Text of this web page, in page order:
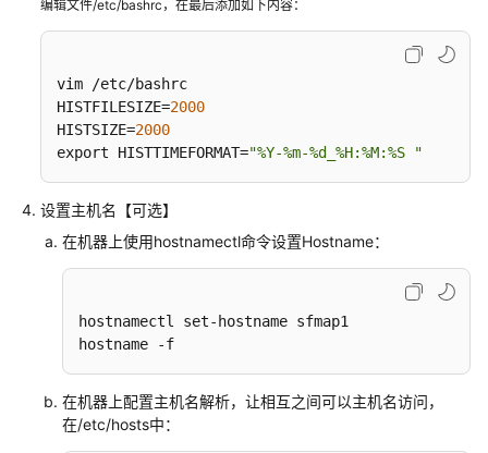
决
方
案
字
编辑文件/etc/bashrc，在最后添加如下内容：
vim /etc/bashrc
HISTFILESIZE=2000
HISTSIZE=2000
export HISTTIMEFORMAT="%Y-%m-%d_%H:%M:%S "
设置主机名【可选】
在机器上使用hostnamectl命令设置Hostname：
hostnamectl set-hostname sfmap1
hostname -f
在机器上配置主机名解析，让相互之间可以主机名访问，
在/etc/hosts中：